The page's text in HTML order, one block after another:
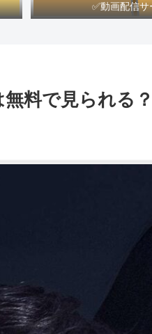
✅動画配信サ
料で見られる